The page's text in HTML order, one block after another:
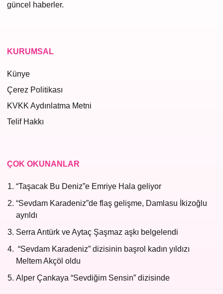
güncel haberler.
KURUMSAL
Künye
Çerez Politikası
KVKK Aydınlatma Metni
Telif Hakkı
ÇOK OKUNANLAR
“Taşacak Bu Deniz”e Emriye Hala geliyor
“Sevdam Karadeniz”de flaş gelişme, Damlasu İkizoğlu
ayrıldı
Serra Arıtürk ve Aytaç Şaşmaz aşkı belgelendi
“Sevdam Karadeniz” dizisinin başrol kadın yıldızı
Meltem Akçöl oldu
Alper Çankaya “Sevdiğim Sensin” dizisinde